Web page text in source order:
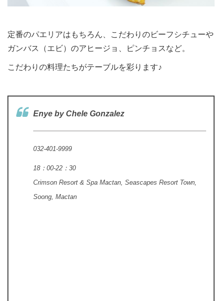
定番のパエリアはもちろん、こだわりのビーフシチューや
ガンバス（エビ）のアヒージョ、ピンチョスなど。
こだわりの料理たちがテーブルを彩ります♪
Enye by Chele Gonzalez
032-401-9999
18：00-22：30
Crimson Resort & Spa Mactan, Seascapes Resort Town,
Soong, Mactan